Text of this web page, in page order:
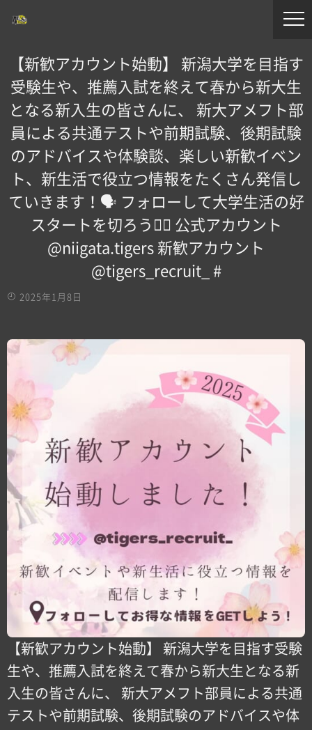
【新歓アカウント始動】 新潟大学を目指す
受験生や、推薦入試を終えて春から新大生
となる新入生の皆さんに、 新大アメフト部
員による共通テストや前期試験、後期試験
のアドバイスや体験談、楽しい新歓イベン
ト、新生活で役立つ情報をたくさん発信し
ていきます！🗣 フォローして大学生活の好
スタートを切ろう！🏻️ 公式アカウント️
@niigata.tigers 新歓アカウント️
@tigers_recruit_ #
2025年1月8日
【新歓アカウント始動】 新潟大学を目指す受験
生や、推薦入試を終えて春から新大生となる新
入生の皆さんに、 新大アメフト部員による共通
テストや前期試験、後期試験のアドバイスや体